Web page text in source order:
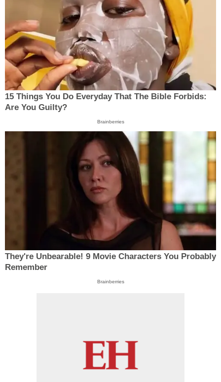
15 Things You Do Everyday That The Bible Forbids:
Are You Guilty?
Brainberries
They're Unbearable! 9 Movie Characters You Probably
Remember
Brainberries